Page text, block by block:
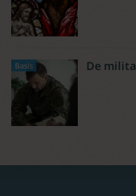
Basis De